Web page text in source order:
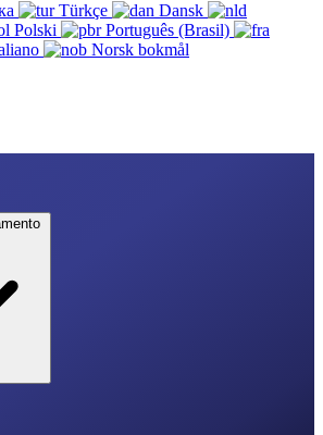
Türkçe
Dansk
Polski
Português (Brasil)
Norsk bokmål